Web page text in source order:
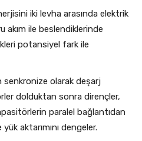
iki levha arasında elektrik
akım ile beslendiklerinde
potansiyel fark ile
senkronize olarak deşarj
dolduktan sonra dirençler,
paralel bağlantıdan
aktarımını dengeler.